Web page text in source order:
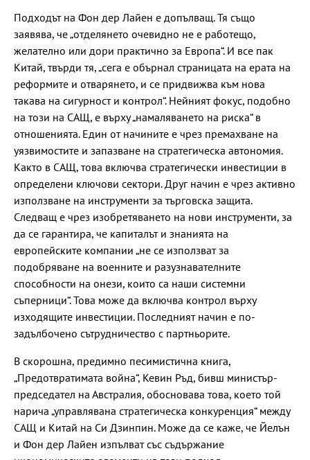
Подходът на Фон дер Лайен е допълващ. Тя също
заявява, че „отделянето очевидно не е работещо,
желателно или дори практично за Европа“. И все пак
Китай, твърди тя, „сега е обърнал страницата на ерата на
реформите и отварянето, и се придвижва към нова
такава на сигурност и контрол“. Нейният фокус, подобно
на този на САЩ, е върху „намаляването на риска“ в
отношенията. Един от начините е чрез премахване на
уязвимостите и запазване на стратегическа автономия.
Както в САЩ, това включва стратегически инвестиции в
определени ключови сектори. Друг начин е чрез активно
използване на инструменти за търговска защита.
Следващ е чрез изобретяването на нови инструменти, за
да се гарантира, че капиталът и знанията на
европейските компании „не се използват за
подобряване на военните и разузнавателните
способности на онези, които са наши системни
съперници“. Това може да включва контрол върху
изходящите инвестиции. Последният начин е по-
задълбочено сътрудничество с партньорите.
В скорошна, предимно песимистична книга,
„Предотвратимата война“, Кевин Ръд, бивш министър-
председател на Австралия, обосновава това, което той
нарича „управлявана стратегическа конкуренция“ между
САЩ и Китай на Си Дзинпин. Може да се каже, че Йелън
и Фон дер Лайен изпълват със съдържание